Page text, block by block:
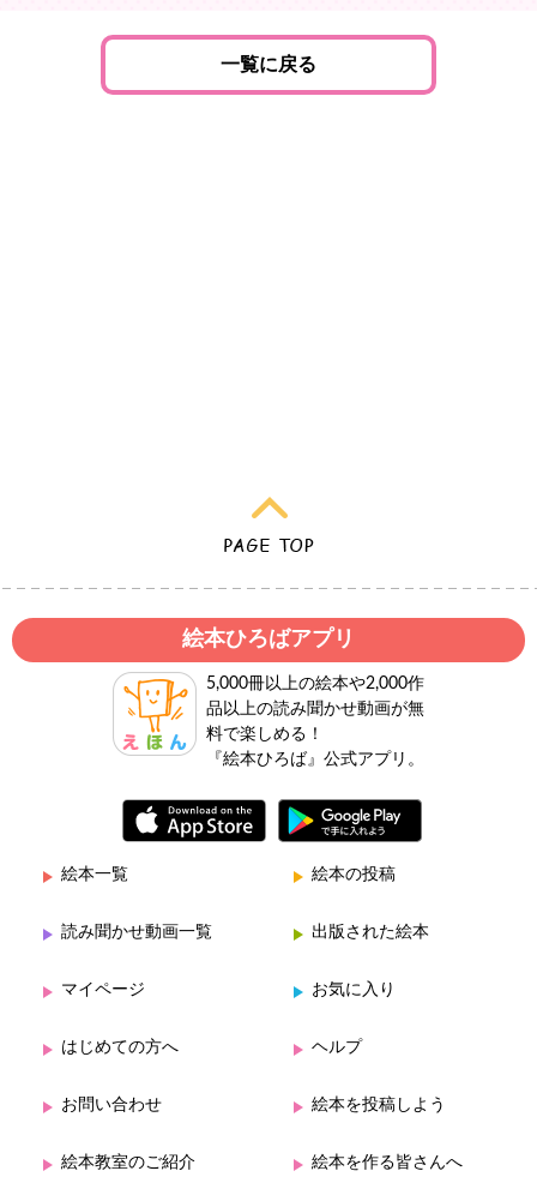
一覧に戻る
絵本ひろばアプリ
5,000冊以上の絵本や2,000作
品以上の読み聞かせ動画が無
料で楽しめる！
『絵本ひろば』公式アプリ。
絵本一覧 絵本の投稿
読み聞かせ動画一覧 出版された絵本
マイページ お気に入り
はじめての方へ ヘルプ
お問い合わせ 絵本を投稿しよう
絵本教室のご紹介 絵本を作る皆さんへ